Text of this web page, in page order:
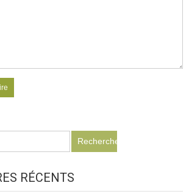
RÉCENTS